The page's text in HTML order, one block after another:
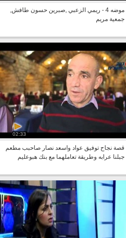
موضه 4 - ريمي الزعبي ,صبرين حسون طافش,
جمعية مريم
02:33
قصة نجاح توفيق عواد واسعد نصار صاحبب مطعم
جبلنا عرابه وطريقة تعاملهما مع بنك هبوعليم